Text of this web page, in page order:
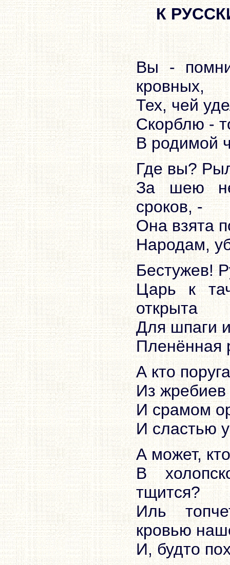
К
Вы -
кровных,
Тех, чей
Скорблю -
В родимой
Где вы?
За шею
сроков, -
Она взята
Народам,
Бестужев!
Царь к
открыта
Для шпаги
Пленённая
А кто
Из жребиев
И срамом
И сластью
А может,
В
тщится?
Иль
кровью
И, будто